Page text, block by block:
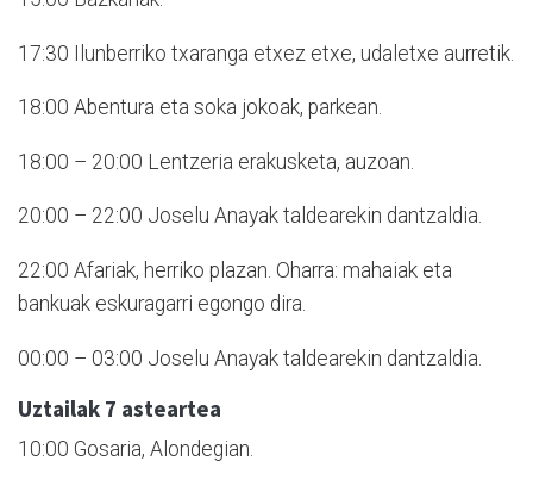
17:30 Ilunberriko txaranga etxez etxe, udaletxe aurretik.
18:00 Abentura eta soka jokoak, parkean.
18:00 – 20:00 Lentzeria erakusketa, auzoan.
20:00 – 22:00 Joselu Anayak taldearekin dantzaldia.
22:00 Afariak, herriko plazan. Oharra: mahaiak eta
bankuak eskuragarri egongo dira.
00:00 – 03:00 Joselu Anayak taldearekin dantzaldia.
Uztailak 7 asteartea
10:00 Gosaria, Alondegian.